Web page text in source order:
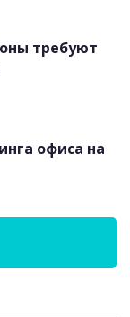
требуют
офиса на